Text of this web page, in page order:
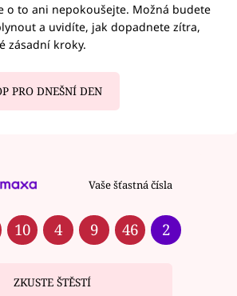
o to ani nepokoušejte. Možná budete
a uvidíte, jak dopadnete zítra,
zásadní kroky.
PRO DNEŠNÍ DEN
Vaše šťastná čísla
10 4 9 46 2
ZKUSTE ŠTĚSTÍ